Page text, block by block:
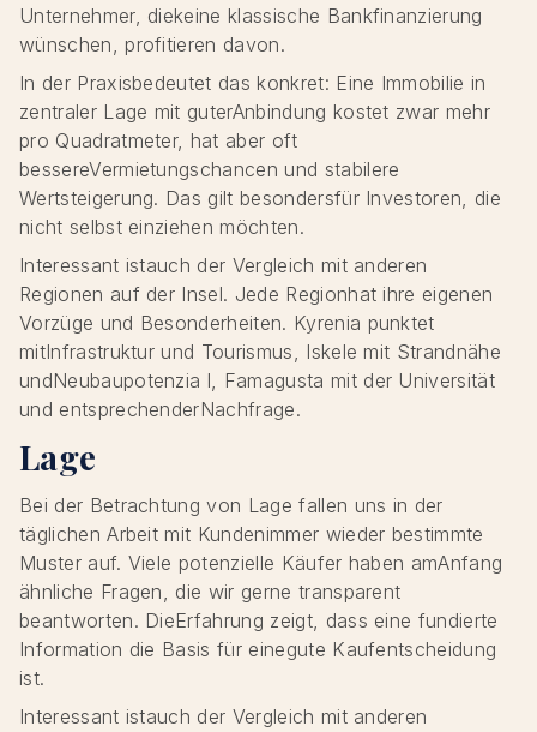
Unternehmer, diekeine klassische Bankfinanzierung
wünschen, profitieren davon.
In der Praxisbedeutet das konkret: Eine Immobilie in
zentraler Lage mit guterAnbindung kostet zwar mehr
pro Quadratmeter, hat aber oft
bessereVermietungschancen und stabilere
Wertsteigerung. Das gilt besondersfür Investoren, die
nicht selbst einziehen möchten.
Interessant istauch der Vergleich mit anderen
Regionen auf der Insel. Jede Regionhat ihre eigenen
Vorzüge und Besonderheiten. Kyrenia punktet
mitInfrastruktur und Tourismus, Iskele mit Strandnähe
undNeubaupotenzia l, Famagusta mit der Universität
und entsprechenderNachfrage.
Lage
Bei der Betrachtung von Lage fallen uns in der
täglichen Arbeit mit Kundenimmer wieder bestimmte
Muster auf. Viele potenzielle Käufer haben amAnfang
ähnliche Fragen, die wir gerne transparent
beantworten. DieErfahrung zeigt, dass eine fundierte
Information die Basis für einegute Kaufentscheidung
ist.
Interessant istauch der Vergleich mit anderen